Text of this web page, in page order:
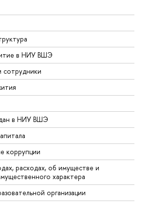
в НИУ ВШЭ
сотрудники
в НИУ ВШЭ
коррупции
расходах, об имуществе и
характера
организации